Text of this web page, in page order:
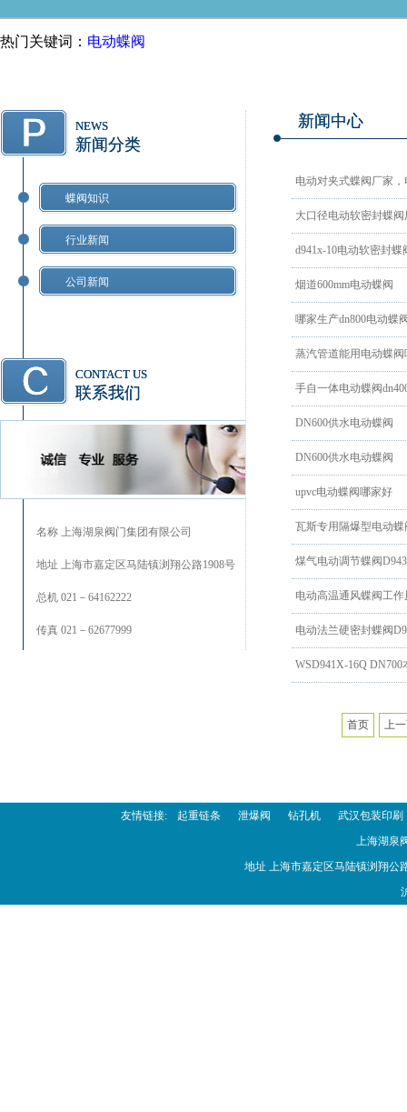
热门关键词： 电动蝶阀
NEWS
新闻分类
蝶阀知识
行业新闻
公司新闻
CONTACT US
联系我们
名称 上海湖泉阀门集团有限公司
地址 上海市嘉定区马陆镇浏翔公路1908号
总机 021－64162222
传真 021－62677999
新闻中心
电动对夹式蝶阀厂家
大口径电动软密封蝶阀
d941x-10电动软密封蝶
烟道600mm电动蝶阀
哪家生产dn800电动蝶
蒸汽管道能用电动蝶阀
手自一体电动蝶阀
DN600供水电动蝶阀
DN600供水电动蝶阀
upvc电动蝶阀哪家好
瓦斯专用隔爆型电动蝶
煤气电动调节蝶阀
电动高温通风蝶阀工
电动法兰硬密封蝶阀
WSD941X-16Q
首页 上
友情链接: 起重链条 泄爆阀 钻孔机
武汉包装印刷
上海湖泉
地址 上海市嘉定区马陆镇浏翔公